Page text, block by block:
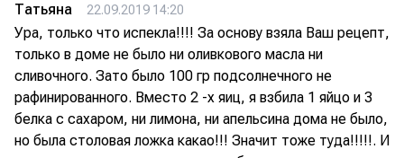
Татьяна 22.09.2019 14:20
Ура, только что испекла!!!! За основу взяла Ваш рецепт,
только в доме не было ни оливкового масла ни
сливочного. Зато было 100 гр подсолнечного не
рафинированного. Вместо 2 -х яиц, я взбила 1 яйцо и 3
белка с сахаром, ни лимона, ни апельсина дома не было,
но была столовая ложка какао!!! Значит тоже туда!!!!!. И